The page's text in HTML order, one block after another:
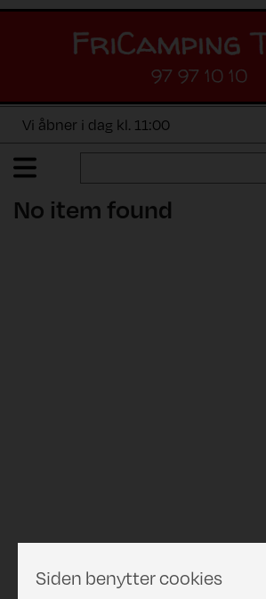
97 97 10 10
Vi åbner i dag kl. 11:00
No item found
Siden benytter cookies